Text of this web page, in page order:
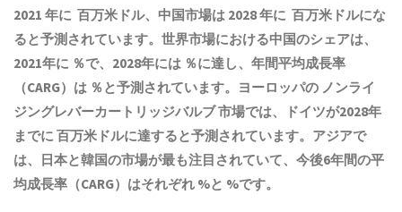
2021 年に 百万米ドル、中国市場は 2028 年に 百万米ドルにな
ると予測されています。世界市場における中国のシェアは、
2021年に ％で、2028年には ％に達し、年間平均成長率
（CARG）は ％と予測されています。ヨーロッパの ノンライ
ジングレバーカートリッジバルブ 市場では、ドイツが2028年
までに 百万米ドルに達すると予測されています。アジアで
は、日本と韓国の市場が最も注目されていて、今後6年間の平
均成長率（CARG）はそれぞれ %と %です。